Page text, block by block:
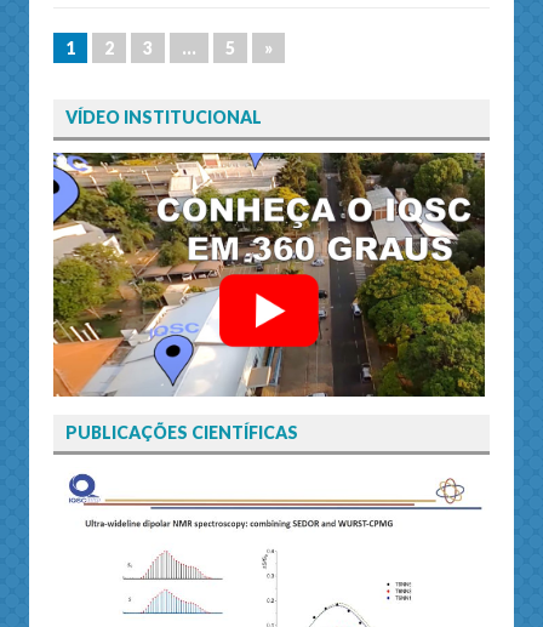
1 2 3 … 5 »
VÍDEO INSTITUCIONAL
PUBLICAÇÕES CIENTÍFICAS